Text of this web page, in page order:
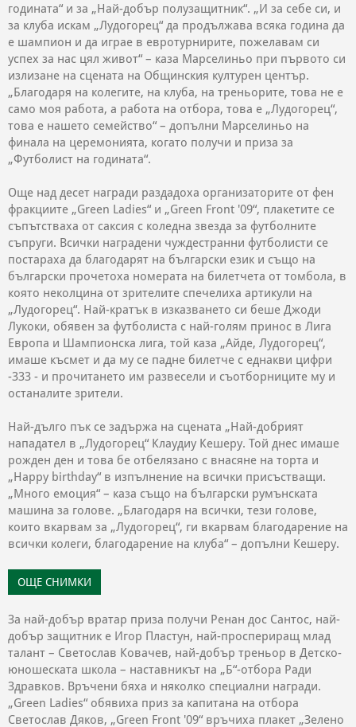
годината“ и за „Най-добър полузащитник“. „И за себе си, и
за клуба искам „Лудогорец“ да продължава всяка година да
е шампион и да играе в евротурнирите, пожелавам си
успех за нас цял живот“ – каза Марселиньо при първото си
излизане на сцената на Общинския културен център.
„Благодаря на колегите, на клуба, на треньорите, това не е
само моя работа, а работа на отбора, това е „Лудогорец“,
това е нашето семейство“ – допълни Марселиньо на
финала на церемонията, когато получи и приза за
„Футболист на годината“.
Още над десет награди раздадоха организаторите от фен
фракциите „Green Ladies“ и „Green Front '09“, плакетите се
съпътстваха от саксия с коледна звезда за футболните
съпруги. Всички наградени чуждестранни футболисти се
постараха да благодарят на български език и също на
български прочетоха номерата на билетчета от томбола, в
която неколцина от зрителите спечелиха артикули на
„Лудогорец“. Най-кратък в изказването си беше Джоди
Лукоки, обявен за футболиста с най-голям принос в Лига
Европа и Шампионска лига, той каза „Айде, Лудогорец“,
имаше късмет и да му се падне билетче с еднакви цифри
-333 - и прочитането им развесели и съотборниците му и
останалите зрители.
Най-дълго пък се задържа на сцената „Най-добрият
нападател в „Лудогорец“ Клаудиу Кешеру. Той днес имаше
рожден ден и това бе отбелязано с внасяне на торта и
„Happy birthday“ в изпълнение на всички присъстващи.
„Много емоция“ – каза също на български румънската
машина за голове. „Благодаря на всички, тези голове,
които вкарвам за „Лудогорец“, ги вкарвам благодарение на
всички колеги, благодарение на клуба“ – допълни Кешеру.
ОЩЕ СНИМКИ
За най-добър вратар приза получи Ренан дос Сантос, най-
добър защитник е Игор Пластун, най-проспериращ млад
талант – Светослав Ковачев, най-добър треньор в Детско-
юношеската школа – наставникът на „Б“-отбора Ради
Здравков. Връчени бяха и няколко специални награди.
„Green Ladies“ обявиха приз за капитана на отбора
Светослав Дяков, „Green Front '09“ връчиха плакет „Зелено